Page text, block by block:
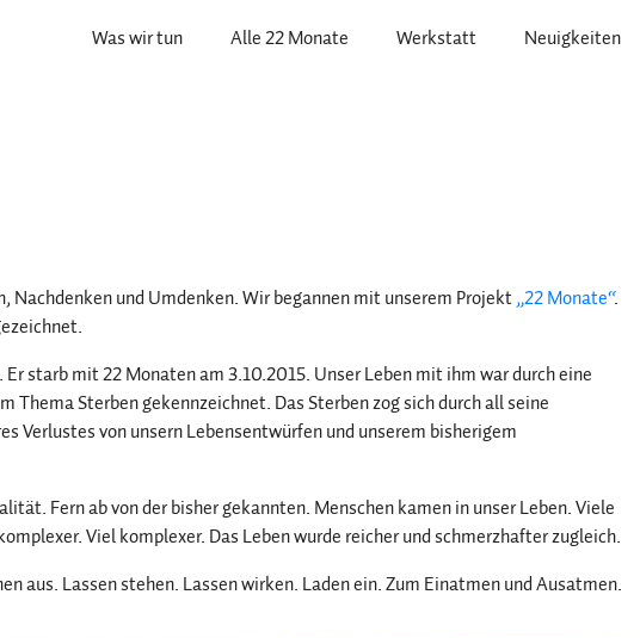
Was wir tun Alle 22 Monate Werkstatt Neuigkeiten
und Umdenken. Wir begannen mit unserem Projekt„22 Monate“.
starb mit 22 Monaten am 3.10.2015. Unser Leben mit ihm war durch eine
Sterben gekennzeichnet. Das Sterben zog sich durch all seine
Verlustes von unsern Lebensentwürfen und unserem bisherigem
Fern ab von der bisher gekannten. Menschen kamen in unser Leben. Viele
Viel komplexer. Das Leben wurde reicher und schmerzhafter zugleich.
aus. Lassen stehen. Lassen wirken. Laden ein. Zum Einatmen und Ausatmen.